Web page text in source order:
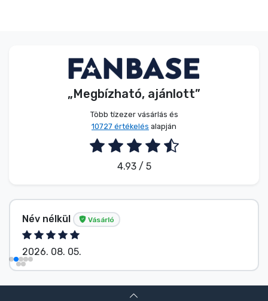
„Megbízható, ajánlott”
Több tízezer vásárlás és
10727 értékelés alapján
4.93 / 5
Név nélkül Vásárló
2026. 08. 05.
Terméktípusok